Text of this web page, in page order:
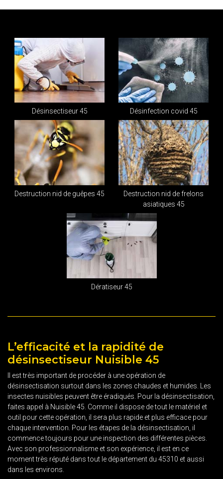
Désinsectiseur 45 Désinfection covid 45
Destruction nid de guêpes 45
Destruction nid de frelons
asiatiques 45
Dératiseur 45
L’efficacité et la rapidité de
désinsectiseur Nuisible 45
Il est très important de procéder à une opération de
désinsectisation surtout dans les zones chaudes et humides. Les
insectes nuisibles peuvent être éradiqués. Pour la désinsectisation,
faites appel à Nuisible 45. Comme il dispose de tout le matériel et
outil pour cette opération, il sera plus rapide et plus efficace pour
chaque intervention. Pour les étapes de la désinsectisation, il
commence toujours pour une inspection des différentes pièces.
Avec son professionnalisme et son expérience, il est en ce
moment très réputé dans tout le département du 45310 et aussi
dans les environs.